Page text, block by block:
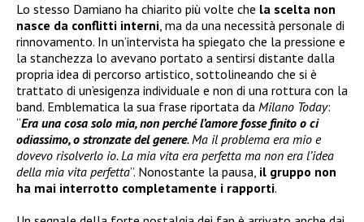
Lo stesso Damiano ha chiarito più volte che la scelta non
nasce da conflitti interni, ma da una necessità personale di
rinnovamento. In un’intervista ha spiegato che la pressione e
la stanchezza lo avevano portato a sentirsi distante dalla
propria idea di percorso artistico, sottolineando che si è
trattato di un’esigenza individuale e non di una rottura con la
band. Emblematica la sua frase riportata da Milano Today:
“Era una cosa solo mia, non perché l’amore fosse finito o ci
odiassimo, o stronzate del genere. Ma il problema era mio e
dovevo risolverlo io. La mia vita era perfetta ma non era l’idea
della mia vita perfetta”. Nonostante la pausa, il gruppo non
ha mai interrotto completamente i rapporti.